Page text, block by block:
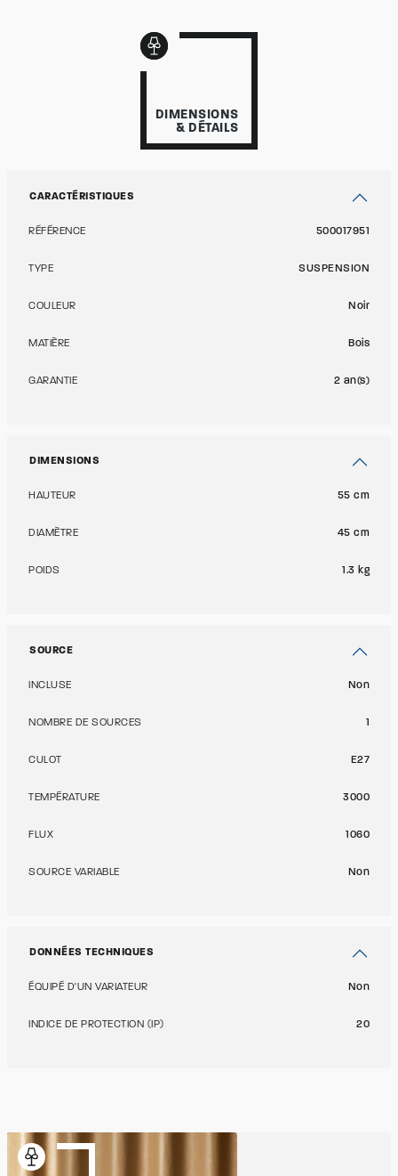
DIMENSIONS
& DÉTAILS
CARACTÉRISTIQUES
RÉFÉRENCE 500017951
TYPE SUSPENSION
COULEUR Noir
MATIÈRE Bois
GARANTIE 2 an(s)
DIMENSIONS
HAUTEUR 55 cm
DIAMÈTRE 45 cm
POIDS 1.3 kg
SOURCE
INCLUSE Non
NOMBRE DE SOURCES 1
CULOT E27
TEMPÉRATURE 3000
FLUX 1060
SOURCE VARIABLE Non
DONNÉES TECHNIQUES
ÉQUIPÉ D'UN VARIATEUR Non
INDICE DE PROTECTION (IP) 20